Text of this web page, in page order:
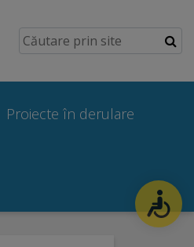
Proiecte în derulare